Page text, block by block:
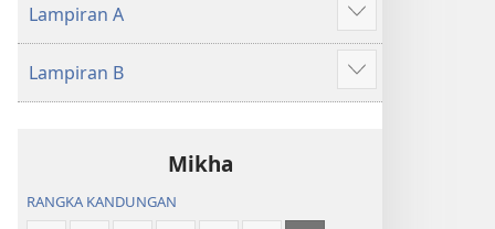
Lampiran A
Tunjukkan
lagi
Lampiran B
Tunjukkan
lagi
Mikha
RANGKA KANDUNGAN